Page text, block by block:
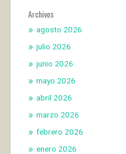
Archivos
agosto 2026
julio 2026
junio 2026
mayo 2026
abril 2026
marzo 2026
febrero 2026
enero 2026